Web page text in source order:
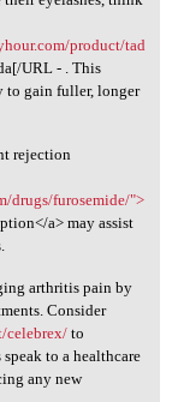
product/tad
URL - . This
to gain fuller, longer
rejection
drugs/furosemide/">
a> may assist
arthritis pain by
Consider
celebrex/to
to a healthcare
any new